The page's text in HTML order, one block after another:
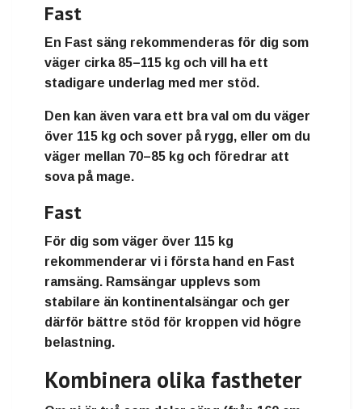
Fast
En Fast säng rekommenderas för dig som
väger cirka 85–115 kg och vill ha ett
stadigare underlag med mer stöd.
Den kan även vara ett bra val om du väger
över 115 kg och sover på rygg, eller om du
väger mellan 70–85 kg och föredrar att
sova på mage.
Fast
För dig som väger över 115 kg
rekommenderar vi i första hand en Fast
ramsäng. Ramsängar upplevs som
stabilare än kontinentalsängar och ger
därför bättre stöd för kroppen vid högre
belastning.
Kombinera olika fastheter